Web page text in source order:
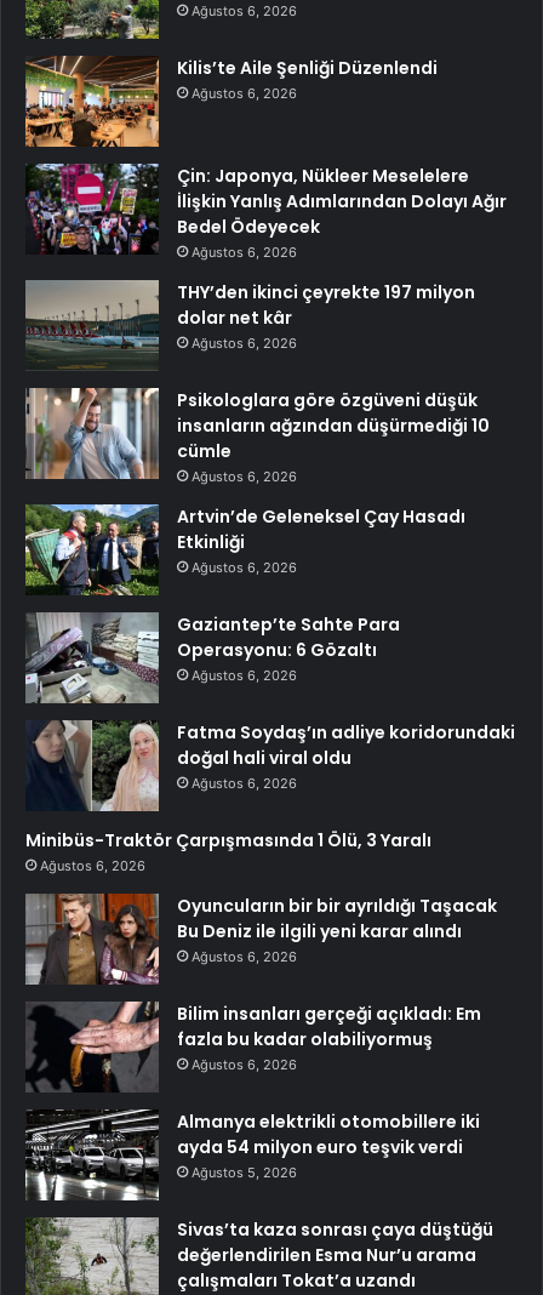
Ağustos 6, 2026
Kilis’te Aile Şenliği Düzenlendi
Ağustos 6, 2026
Çin: Japonya, Nükleer Meselelere
İlişkin Yanlış Adımlarından Dolayı Ağır
Bedel Ödeyecek
Ağustos 6, 2026
THY’den ikinci çeyrekte 197 milyon
dolar net kâr
Ağustos 6, 2026
Psikologlara göre özgüveni düşük
insanların ağzından düşürmediği 10
cümle
Ağustos 6, 2026
Artvin’de Geleneksel Çay Hasadı
Etkinliği
Ağustos 6, 2026
Gaziantep’te Sahte Para
Operasyonu: 6 Gözaltı
Ağustos 6, 2026
Fatma Soydaş’ın adliye koridorundaki
doğal hali viral oldu
Ağustos 6, 2026
Minibüs-Traktör Çarpışmasında 1 Ölü, 3 Yaralı
Ağustos 6, 2026
Oyuncuların bir bir ayrıldığı Taşacak
Bu Deniz ile ilgili yeni karar alındı
Ağustos 6, 2026
Bilim insanları gerçeği açıkladı: Em
fazla bu kadar olabiliyormuş
Ağustos 6, 2026
Almanya elektrikli otomobillere iki
ayda 54 milyon euro teşvik verdi
Ağustos 5, 2026
Sivas’ta kaza sonrası çaya düştüğü
değerlendirilen Esma Nur’u arama
çalışmaları Tokat’a uzandı